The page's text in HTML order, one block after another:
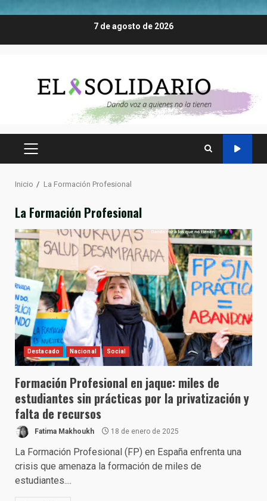
7 de agosto de 2026
MENÚ
Inicio La Formación Profesional
La Formación Profesional
Destacado Nacional Social
Formación Profesional en jaque: miles de
estudiantes sin prácticas por la privatización y
falta de recursos
Fatima Makhoukh 18 de enero de 2025
La Formación Profesional (FP) en España enfrenta una
crisis que amenaza la formación de miles de
estudiantes....